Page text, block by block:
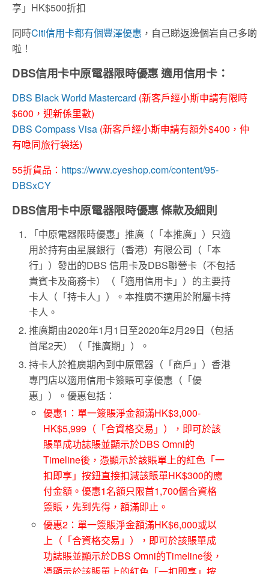
享」HK$500折扣
同時Citi信用卡都有個豐澤優惠 ，自己睇返邊個岩自己多啲
啦！
DBS信用卡中原電器限時優惠 適用信用卡：
DBS Black World Mastercard (新客戶經小斯申請有限時
$600，迎新係里數)
DBS Compass Visa (新客戶經小斯申請有額外$400，仲
有喼同旅行袋送)
55折貨品： https://www.cyeshop.com/content/95-
DBSxCY
DBS信用卡中原電器限時優惠 條款及細則
「中原電器限時優惠」推廣（「本推廣」）只適
用於持有由星展銀行（香港）有限公司（「本
行」）發出的DBS 信用卡及DBS聯營卡（不包括
貴賓卡及商務卡）（「適用信用卡」）的主要持
卡人（「持卡人」）。本推廣不適用於附屬卡持
卡人。
推廣期由2020年1月1日至2020年2月29日（包括
首尾2天）（「推廣期」）。
持卡人於推廣期內到中原電器（「商戶」）香港
專門店以適用信用卡簽賬可享優惠（「優
惠」）。優惠包括：
優惠1：單一簽賬淨金額滿HK$3,000-
HK$5,999（「合資格交易」），即可於該
賬單成功誌賬並顯示於DBS Omni的
Timeline後，憑顯示於該賬單上的紅色「一
扣即享」按鈕直接扣減該賬單HK$300的應
付金額。優惠1名額只限首1,700個合資格
簽賬，先到先得，額滿即止。
優惠2：單一簽賬淨金額滿HK$6,000或以
上（「合資格交易」），即可於該賬單成
功誌賬並顯示於DBS Omni的Timeline後，
憑顯示於該賬單上的紅色「一扣即享」按